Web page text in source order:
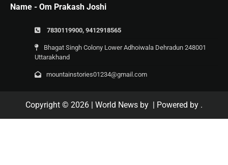
Name - Om Prakash Joshi
7830119900, 9412918565
Bhagat Singh Colony Lower Adhoiwala Dehradun 248001
Uttarakhand
mountainstories01234@gmail.com
Copyright © 2026 | World News by | Powered by .